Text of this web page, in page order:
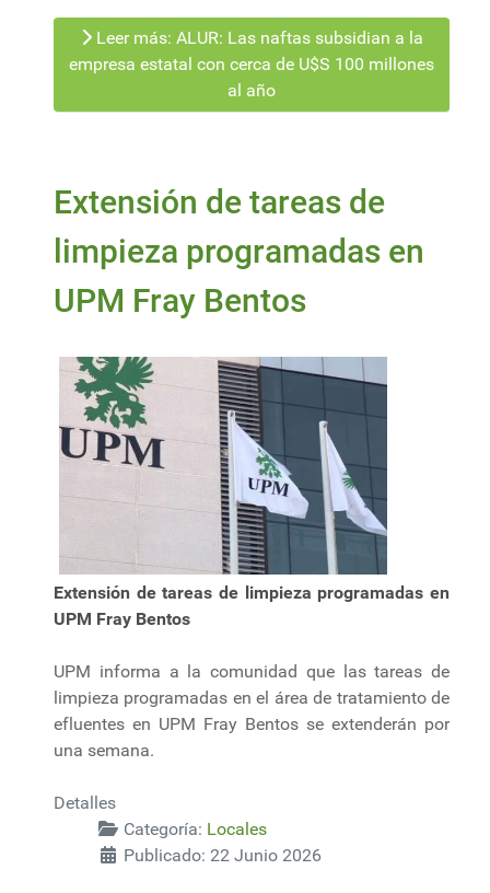
Leer más: ALUR: Las naftas subsidian a la
empresa estatal con cerca de U$S 100 millones
al año
Extensión de tareas de
limpieza programadas en
UPM Fray Bentos
Extensión de tareas de limpieza programadas en
UPM Fray Bentos
UPM informa a la comunidad que las tareas de
limpieza programadas en el área de tratamiento de
efluentes en UPM Fray Bentos se extenderán por
una semana.
Detalles
Categoría: Locales
Publicado: 22 Junio 2026